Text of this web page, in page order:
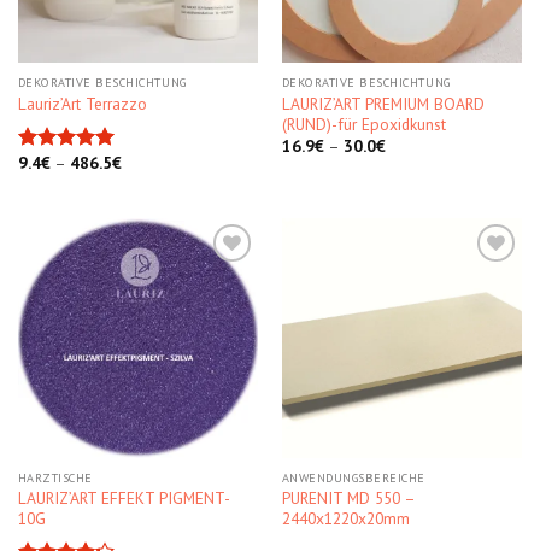
DEKORATIVE BESCHICHTUNG
Lauriz’Art Terrazzo
Bewertet
9.4€– 486.5€
DEKORATIVE BESCHICHTUNG
LAURIZ’ART PREMIUM BOARD
(RUND)-für Epoxidkunst
16.9€– 30.0€
Kedvencekhez
HARZTISCHE
LAURIZ’ART EFFEKT PIGMENT-
10G
ANWENDUNGSBEREICHE
PURENIT MD 550 –
2440x1220x20mm